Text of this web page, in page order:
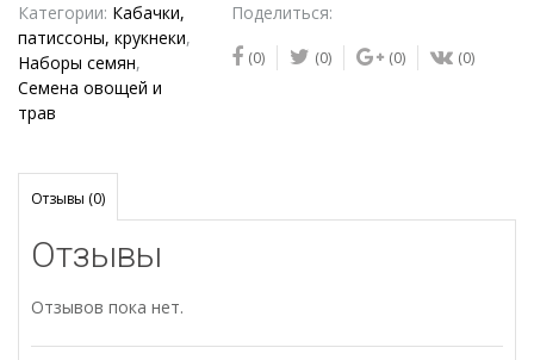
Смесь
семян
КАБАЧКОВ
кустовых
сортов
Категории: Кабачки,
патиссоны, крукнеки,
Наборы семян,
Семена овощей и
трав
Поделиться:
(0) (0) (0) (0)
Отзывы (0)
Отзывы
Отзывов пока нет.